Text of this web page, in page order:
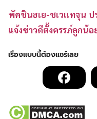
พัคชินฮเย-ชเวแทจุน ป
แจ้งข่าวดีตั้งครรภ์ลูกน้